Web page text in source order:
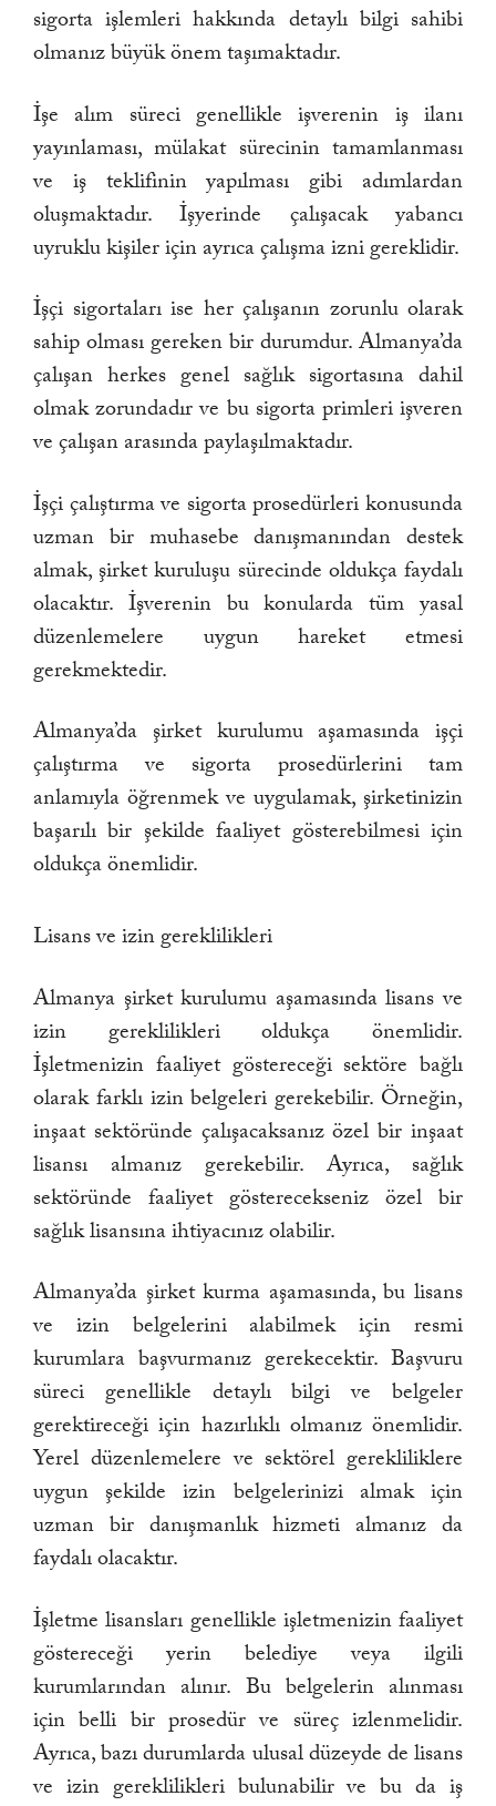
sigorta işlemleri hakkında detaylı bilgi sahibi
olmanız büyük önem taşımaktadır.
İşe alım süreci genellikle işverenin iş ilanı
yayınlaması, mülakat sürecinin tamamlanması
ve iş teklifinin yapılması gibi adımlardan
oluşmaktadır. İşyerinde çalışacak yabancı
uyruklu kişiler için ayrıca çalışma izni gereklidir.
İşçi sigortaları ise her çalışanın zorunlu olarak
sahip olması gereken bir durumdur. Almanya’da
çalışan herkes genel sağlık sigortasına dahil
olmak zorundadır ve bu sigorta primleri işveren
ve çalışan arasında paylaşılmaktadır.
İşçi çalıştırma ve sigorta prosedürleri konusunda
uzman bir muhasebe danışmanından destek
almak, şirket kuruluşu sürecinde oldukça faydalı
olacaktır. İşverenin bu konularda tüm yasal
düzenlemelere uygun hareket etmesi
gerekmektedir.
Almanya’da şirket kurulumu aşamasında işçi
çalıştırma ve sigorta prosedürlerini tam
anlamıyla öğrenmek ve uygulamak, şirketinizin
başarılı bir şekilde faaliyet gösterebilmesi için
oldukça önemlidir.
Lisans ve izin gereklilikleri
Almanya şirket kurulumu aşamasında lisans ve
izin gereklilikleri oldukça önemlidir.
İşletmenizin faaliyet göstereceği sektöre bağlı
olarak farklı izin belgeleri gerekebilir. Örneğin,
inşaat sektöründe çalışacaksanız özel bir inşaat
lisansı almanız gerekebilir. Ayrıca, sağlık
sektöründe faaliyet gösterecekseniz özel bir
sağlık lisansına ihtiyacınız olabilir.
Almanya’da şirket kurma aşamasında, bu lisans
ve izin belgelerini alabilmek için resmi
kurumlara başvurmanız gerekecektir. Başvuru
süreci genellikle detaylı bilgi ve belgeler
gerektireceği için hazırlıklı olmanız önemlidir.
Yerel düzenlemelere ve sektörel gerekliliklere
uygun şekilde izin belgelerinizi almak için
uzman bir danışmanlık hizmeti almanız da
faydalı olacaktır.
İşletme lisansları genellikle işletmenizin faaliyet
göstereceği yerin belediye veya ilgili
kurumlarından alınır. Bu belgelerin alınması
için belli bir prosedür ve süreç izlenmelidir.
Ayrıca, bazı durumlarda ulusal düzeyde de lisans
ve izin gereklilikleri bulunabilir ve bu da iş